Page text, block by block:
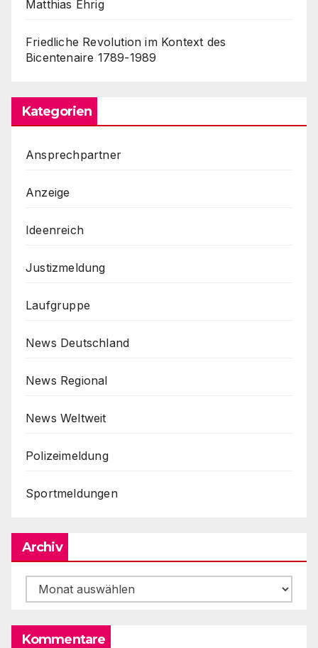
Matthias Ehrig
Friedliche Revolution im Kontext des
Bicentenaire 1789-1989
Kategorien
Ansprechpartner
Anzeige
Ideenreich
Justizmeldung
Laufgruppe
News Deutschland
News Regional
News Weltweit
Polizeimeldung
Sportmeldungen
Archiv
Archiv
Kommentare